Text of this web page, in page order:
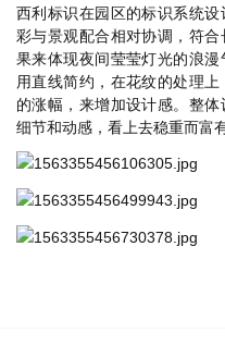
西利标识在园区的标识系统
彩与景观配合相对协调，符
果来体现夜间莹莹灯光的浪
用直线简约，在花纹的处理
的涨幅，来增加设计感。整
细节和动感，看上去稳重而富